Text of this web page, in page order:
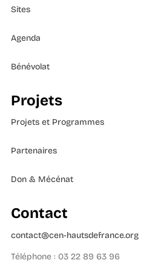
Sites
Agenda
Bénévolat
Projets
Projets et Programmes
Partenaires
Don & Mécénat
Contact
contact@cen-hautsdefrance.org
Téléphone : 03 22 89 63 96